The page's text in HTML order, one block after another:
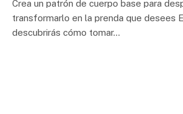
Crea un patrón de cuerpo base para
transformarlo en la prenda que desees
descubrirás cómo tomar…